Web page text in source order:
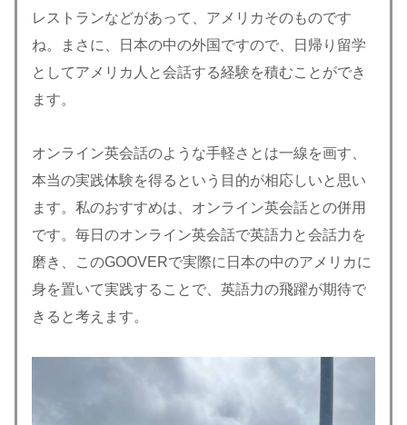
レストランなどがあって、アメリカそのものです
ね。まさに、日本の中の外国ですので、日帰り留学
としてアメリカ人と会話する経験を積むことができ
ます。
オンライン英会話のような手軽さとは一線を画す、
本当の実践体験を得るという目的が相応しいと思い
ます。私のおすすめは、オンライン英会話との併用
です。毎日のオンライン英会話で英語力と会話力を
磨き、このGOOVERで実際に日本の中のアメリカに
身を置いて実践することで、英語力の飛躍が期待で
きると考えます。